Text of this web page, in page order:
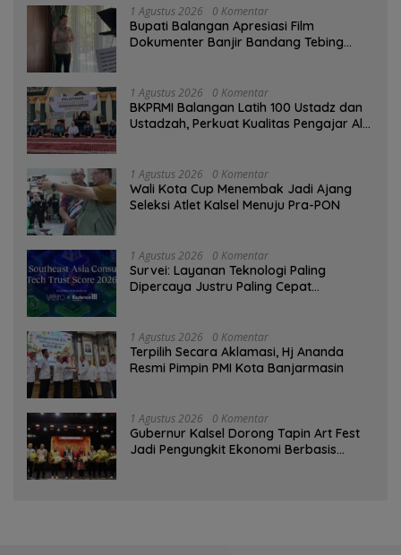
1 Agustus 2026 0 Komentar
Bupati Balangan Apresiasi Film
Dokumenter Banjir Bandang Tebing
1 Agustus 2026 0 Komentar
BKPRMI Balangan Latih 100 Ustadz dan
Ustadzah, Perkuat Kualitas Pengajar Al-
1 Agustus 2026 0 Komentar
Wali Kota Cup Menembak Jadi Ajang
Seleksi Atlet Kalsel Menuju Pra-PON
1 Agustus 2026 0 Komentar
Survei: Layanan Teknologi Paling
Dipercaya Justru Paling Cepat
1 Agustus 2026 0 Komentar
‎Terpilih Secara Aklamasi, Hj Ananda
Resmi Pimpin PMI Kota Banjarmasin
1 Agustus 2026 0 Komentar
Gubernur Kalsel Dorong Tapin Art Fest
Jadi Pengungkit Ekonomi Berbasis